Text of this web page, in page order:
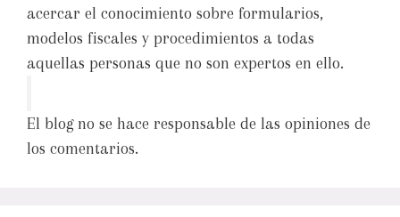
acercar el conocimiento sobre formularios,
modelos fiscales y procedimientos a todas
aquellas personas que no son expertos en ello.
El blog no se hace responsable de las opiniones de
los comentarios.